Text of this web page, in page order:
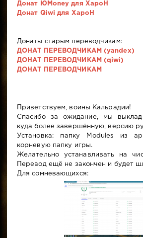
Донат ЮMoney для XapoH
Донат Qiwi для XapoH
Донаты старым переводчикам:
ДОНАТ ПЕРЕВОДЧИКАМ (yandex)
ДОНАТ ПЕРЕВОДЧИКАМ (qiwi)
ДОНАТ ПЕРЕВОДЧИКАМ
Приветствуем, воины Кальрадии!
Спасибо за ожидание, мы
куда более завершённую, версию
Установка: папку Modules из
корневую папку игры.
Желательно устанавливать на
Перевод ещё не закончен и будет
Для сомневающихся: